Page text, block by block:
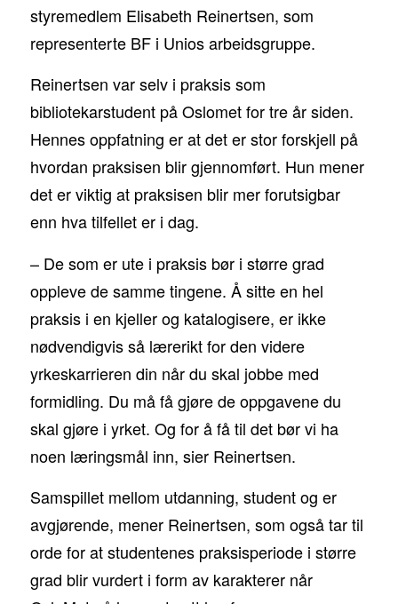
styremedlem Elisabeth Reinertsen, som
representerte BF i Unios arbeidsgruppe.
Reinertsen var selv i praksis som
bibliotekarstudent på Oslomet for tre år siden.
Hennes oppfatning er at det er stor forskjell på
hvordan praksisen blir gjennomført. Hun mener
det er viktig at praksisen blir mer forutsigbar
enn hva tilfellet er i dag.
– De som er ute i praksis bør i større grad
oppleve de samme tingene. Å sitte en hel
praksis i en kjeller og katalogisere, er ikke
nødvendigvis så lærerikt for den videre
yrkeskarrieren din når du skal jobbe med
formidling. Du må få gjøre de oppgavene du
skal gjøre i yrket. Og for å få til det bør vi ha
noen læringsmål inn, sier Reinertsen.
Samspillet mellom utdanning, student og er
avgjørende, mener Reinertsen, som også tar til
orde for at studentenes praksisperiode i større
grad blir vurdert i form av karakterer når